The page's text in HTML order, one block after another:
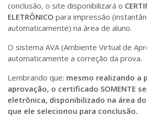
conclusão, o site disponibilizará o
ELETRÔNICO para impressão
automaticamente) na área de aluno.
O sistema AVA (Ambiente Virtual de
automaticamente a correção da prova.
Lembrando que: mesmo realizando a
aprovação, o certificado SOMENTE
eletrônica, disponibilizado na área
que ele selecionou para conclusão.